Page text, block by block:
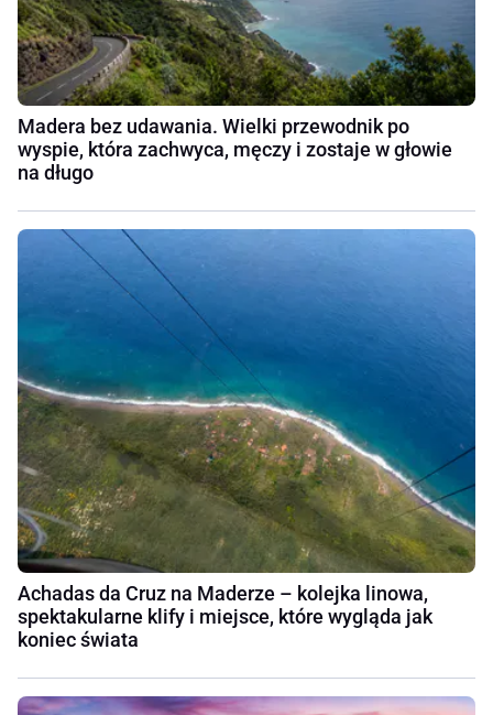
Madera bez udawania. Wielki przewodnik po
wyspie, która zachwyca, męczy i zostaje w głowie
na długo
Achadas da Cruz na Maderze – kolejka linowa,
spektakularne klify i miejsce, które wygląda jak
koniec świata